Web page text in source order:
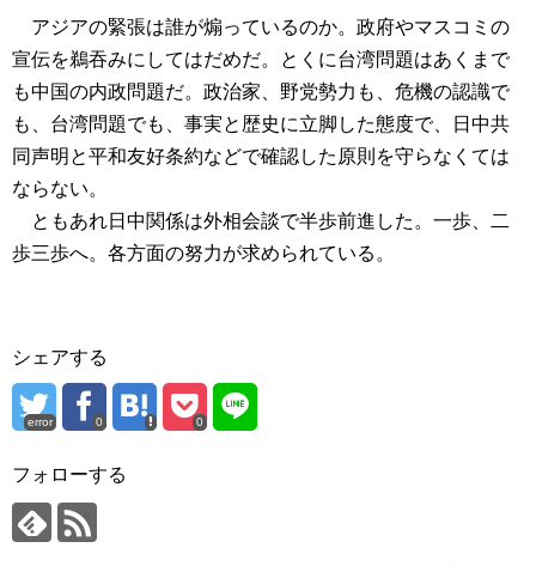
アジアの緊張は誰が煽っているのか。政府やマスコミの
宣伝を鵜吞みにしてはだめだ。とくに台湾問題はあくまで
も中国の内政問題だ。政治家、野党勢力も、危機の認識で
も、台湾問題でも、事実と歴史に立脚した態度で、日中共
同声明と平和友好条約などで確認した原則を守らなくては
ならない。
ともあれ日中関係は外相会談で半歩前進した。一歩、二
歩三歩へ。各方面の努力が求められている。
シェアする
error 0 0
フォローする